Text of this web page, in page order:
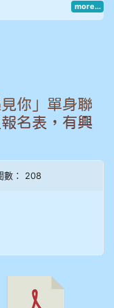
more...
你」單身聯
名表，有興
數： 208